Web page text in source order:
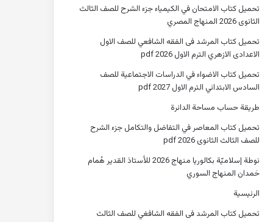
تحميل كتاب الامتحان في الكيمياء جزء الشرح للصف الثالث
الثانوى 2026 المنهاج المصري
تحميل كتاب المرشد فى الفقه الشافعي للصف الاول
الاعدادى الازهري الترم الاول 2026 pdf
تحميل كتاب الاضواء في الدراسات الاجتماعية للصف
السادس الابتدائي الترم الاول 2027 pdf
طريقة حساب مساحة الدائرة
تحميل كتاب المعاصر في التفاضل والتكامل جزء الشرح
للصف الثالث الثانوى 2026 pdf
نوطة إسلاميّة بكالوريا منهاج 2026 للأستاذ القدير هُمام
حَمدان المنهاج السوري
الرئيسية
تحميل كتاب المرشد فى الفقه الشافغي للصف الثالث